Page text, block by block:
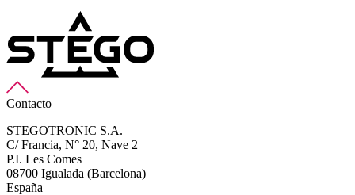
Contacto
STEGOTRONIC S.A.
C/ Francia, N° 20, Nave 2
P.I. Les Comes
08700 Igualada (Barcelona)
España